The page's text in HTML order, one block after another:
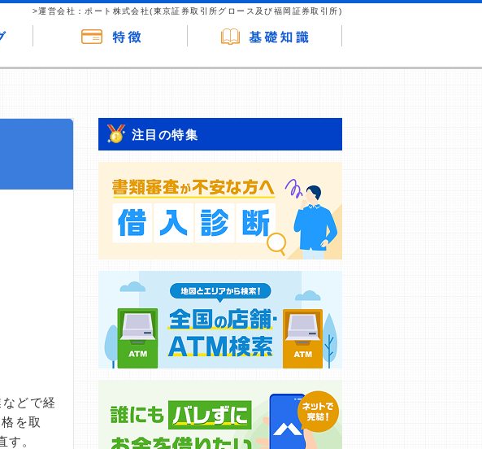
>運営会社：ポート株式会社(東京証券取引所グロース及び福岡証券取引所)
どで経
を取
。
注目の特集